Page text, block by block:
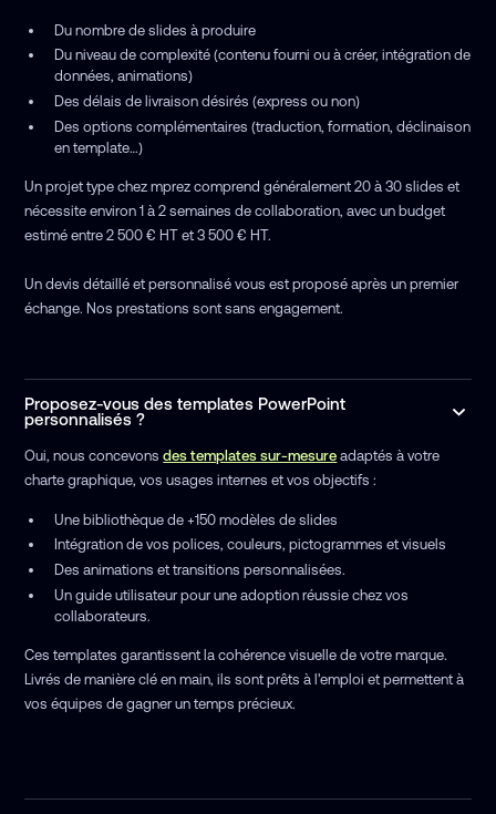
Du nombre de slides à produire
Du niveau de complexité (contenu fourni ou à créer, intégration de
données, animations)
Des délais de livraison désirés (express ou non)
Des options complémentaires (traduction, formation, déclinaison
en template…)
Un projet type chez mprez comprend généralement 20 à 30 slides et
nécessite environ 1 à 2 semaines de collaboration, avec un budget
estimé entre 2 500 € HT et 3 500 € HT.
Un devis détaillé et personnalisé vous est proposé après un premier
échange. Nos prestations sont sans engagement.
Proposez-vous des templates PowerPoint
personnalisés ?
Oui, nous concevonsdes templates sur-mesure adaptés à votre
charte graphique, vos usages internes et vos objectifs :
Une bibliothèque de +150 modèles de slides
Intégration de vos polices, couleurs, pictogrammes et visuels
Des animations et transitions personnalisées.
Un guide utilisateur pour une adoption réussie chez vos
collaborateurs.
Ces templates garantissent la cohérence visuelle de votre marque.
Livrés de manière clé en main, ils sont prêts à l'emploi et permettent à
vos équipes de gagner un temps précieux.